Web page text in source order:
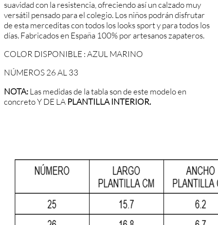
suavidadcon laresistencia,ofreciendoasíuncalzadomuy
versátil pensado para el colegio.Losniñospodrándisfrutar
deestamerceditascontodosloslookssportyparatodoslos
días.Fabricados en España 100% por artesanos zapateros.
COLOR DISPONIBLE : AZUL MARINO
NÚMEROS 26 AL 33
NOTA:Las medidas de la tabla son de este modelo en
concreto Y DE LA PLANTILLA INTERIOR.